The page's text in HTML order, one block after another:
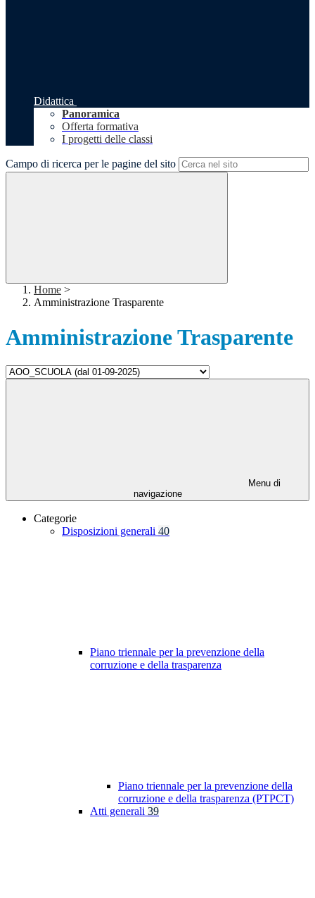
Didattica
Panoramica
Offerta formativa
I progetti delle classi
Campo di ricerca per le pagine del sito
Home >
Amministrazione Trasparente
Amministrazione Trasparente
Menu di
navigazione
Categorie
Disposizioni generali 40
Piano triennale per la prevenzione della
corruzione e della trasparenza
Piano triennale per la prevenzione della
corruzione e della trasparenza (PTPCT)
Atti generali 39